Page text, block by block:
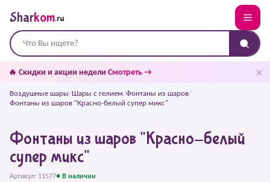
Sharkom.ru
🔥 Скидки и акции недели Смотреть → ✕
Воздушные шары/Шары с гелием/Фонтаны из шаров/
Фонтаны из шаров "Красно-белый супер микс"
Фонтаны из шаров "Красно-белый
супер микс"
Артикул: 11577● В наличии